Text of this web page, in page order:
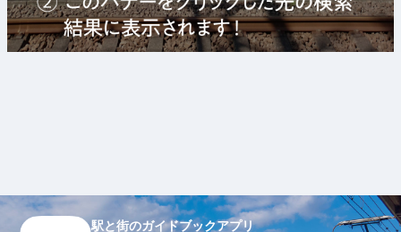
駅と街のガイドブックアプリ